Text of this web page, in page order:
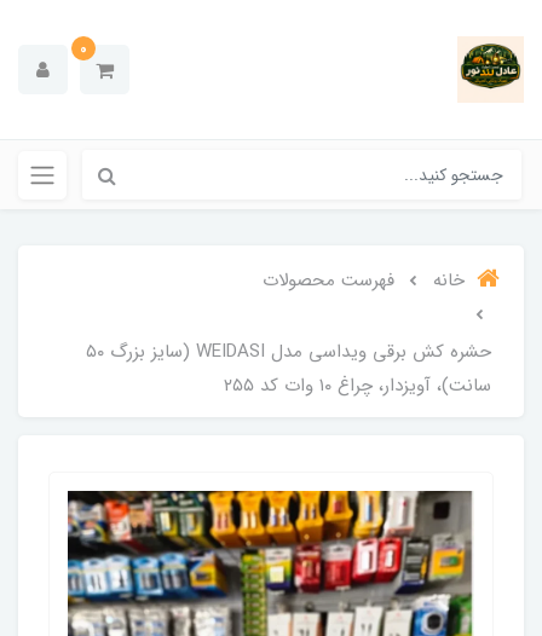
0
خانه فهرست محصولات
حشره کش برقی ویداسی مدل WEIDASI (سایز بزرگ ۵۰
سانت)، آویزدار، چراغ ۱۰ وات کد ۲۵۵